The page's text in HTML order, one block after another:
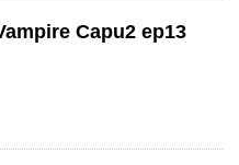
Capu2 ep13